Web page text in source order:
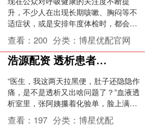
升，不少人在出现长期咳嗽、胸闷等不
适症状，或是安排年度体检时，都会考
虑做肺部相关检查，了解相关常识能够
帮助大家更顺畅地完成检查，....
查看：200 分类：博星优配官网
浩源配资 透析患者并发症之消化道出血：那些藏在“血透针”背后的隐痛
“医生，我这两天拉黑便，肚子还隐隐作
痛，是不是透析又出啥问题了？”血液透
析室里，张阿姨攥着化验单，脸上满是
焦虑。这是透析患者临床中很常见的一
幕，消化道出血作为透....
查看： 197 分类：博星优配